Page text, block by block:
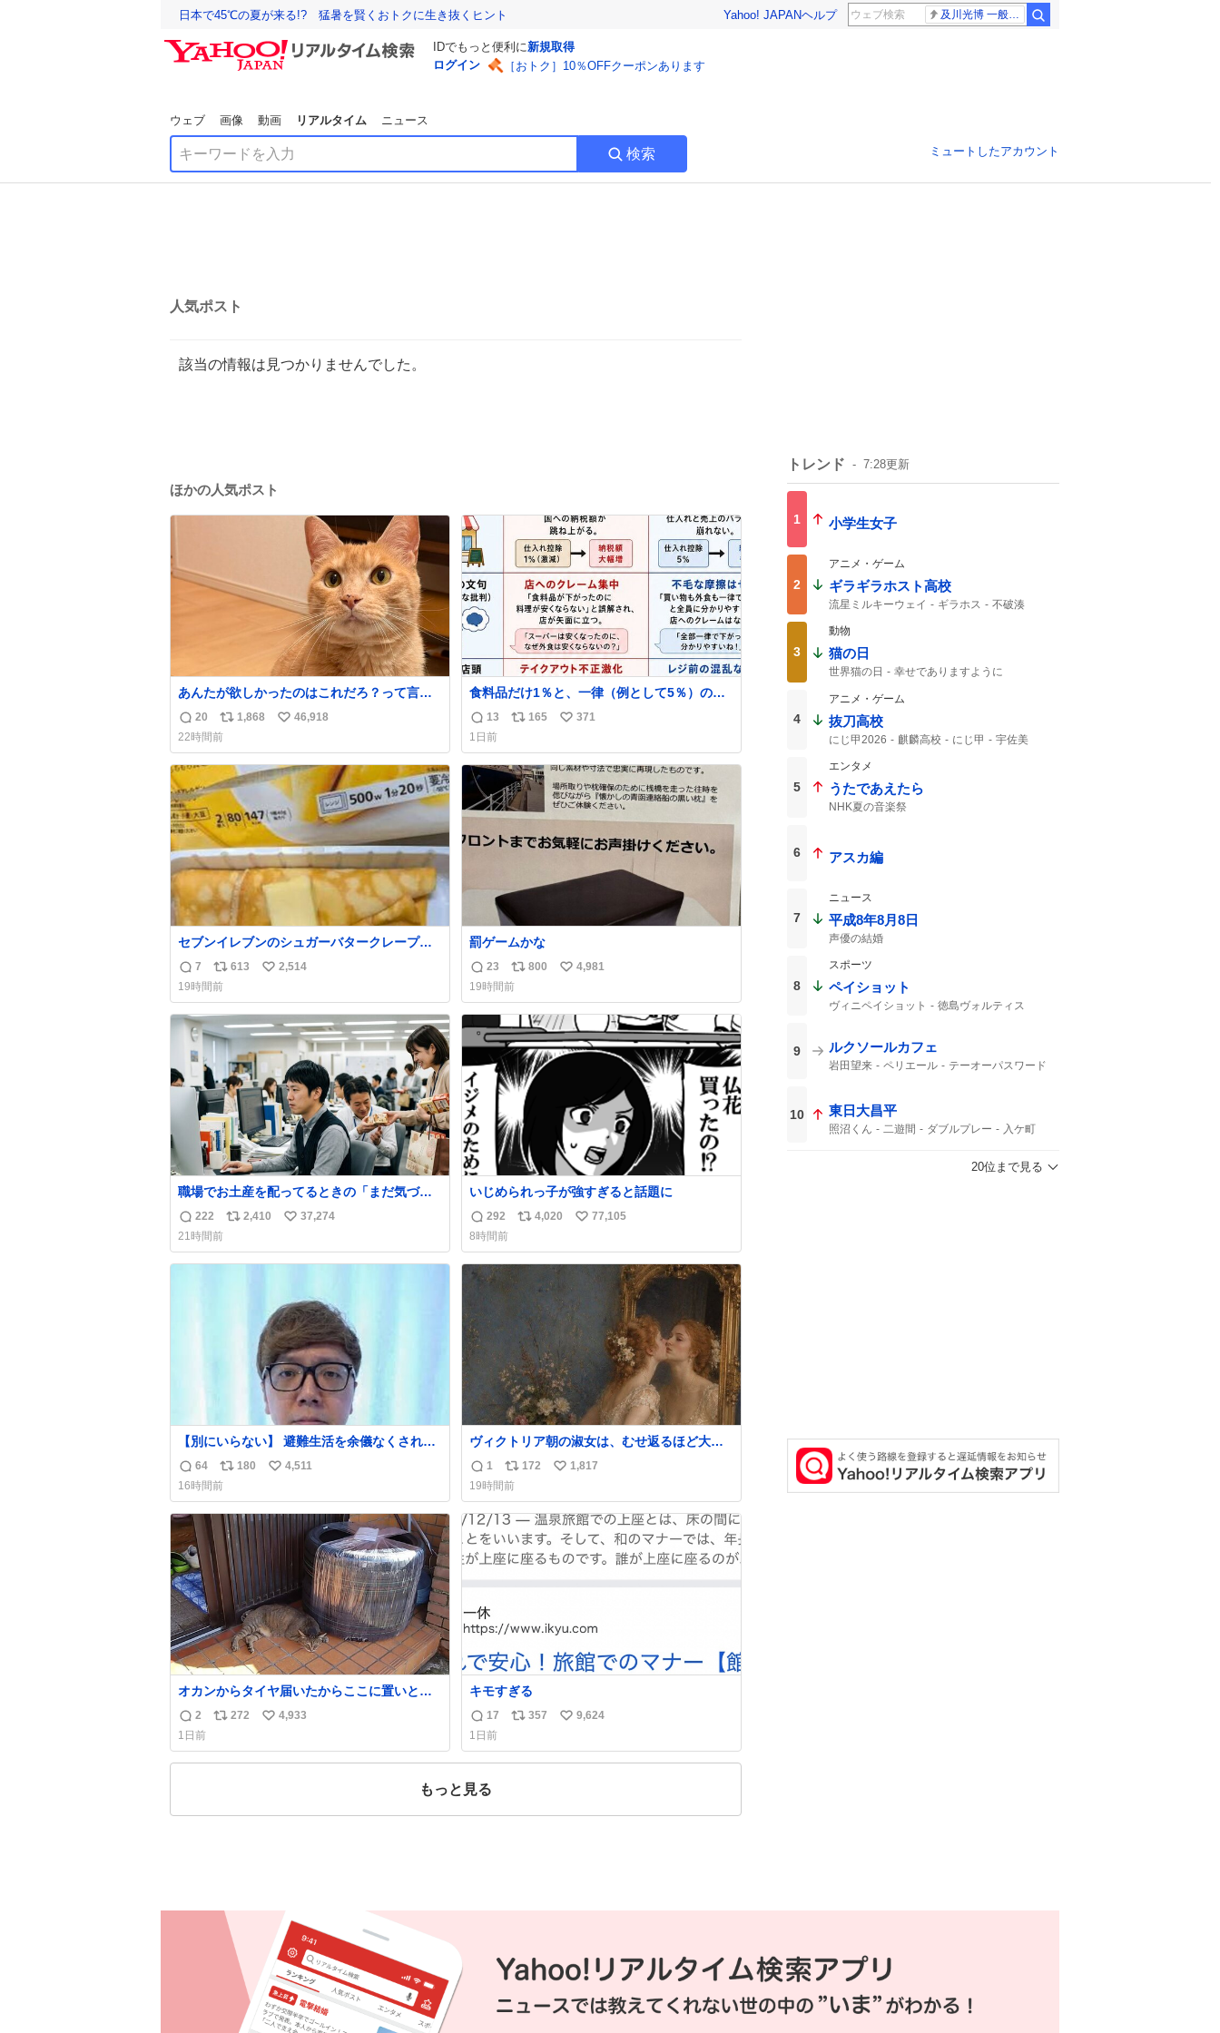
日本で45℃の夏が来る!? 猛暑を賢くおトクに生き抜くヒント Yahoo! JAPANヘルプ 及川光博 一般女性
IDでもっと便利に新規取得
ログイン
［おトク］10％OFFクーポンあります
ウェブ 画像 動画 リアルタイム ニュース
検索 ミュートしたアカウント
人気ポスト
該当の情報は見つかりませんでした。
ほかの人気ポスト
あんたが欲しかったのはこれだろ？って言っ
て押してくれた手形がコチラ
返
信
数
20
リ
ポ
ス
ト
1,868
い
ね
数
46,918
22時間前
食料品だけ1％と、一律（例として5％）の比
較表を作ってみました。 参考になるかと思い
ます。
返
信
数
13
リ
ス
ト
数
165
い
ね
数
371
1日前
セブンイレブンのシュガーバタークレープと
えんがわの寿司を探している人へ！ シュガー
バタークレープは目黒、品川、蒲田、渋谷、
川崎、横浜、鶴見、九州の一部エリア限定商
品で8月5日に発注が終了したため店舗に置い
てあるところ少ないですが見つけたら即買い
です🤩❣️
返
信
数
7
リ
ポ
ス
ト
数
613
い
ね
数
2,514
19時間前
罰ゲームかな
返
信
数
23
リ
ポ
ス
ト
数
800
い
ね
数
4,981
19時間前
職場でお土産を配ってるときの「まだ気づい
てませんよ」的な演技が毎回シンドい。
返
信
数
222
リ
ス
2,410
い
ね
37,274
21時間前
いじめられっ子が強すぎると話題に
返
信
数
292
リ
ス
4,020
い
ね
77,105
8時間前
【別にいらない】 避難生活を余儀なくされて
いる子どもたちのためにヒカキンボックス
1000個を寄付させていただきました
返
信
数
64
リ
ポ
ス
ト
数
180
い
ね
数
4,511
16時間前
ヴィクトリア朝の淑女は、むせ返るほど大量
の香水を身につけるものではないとされてい
た。それでも香水は、髪や肌の手入れと同じ
くらい、ヴィクトリア朝の女性達の美容習慣
に欠かせないものだった。 当時の香水は、現
在私たちが知る香水よりも単純な組成で、そ
の大部分は薔薇、菫、ベルガモット、
返
信
数
1
リ
ポ
ス
ト
数
172
い
ね
数
1,817
19時間前
オカンからタイヤ届いたからここに置いとい
たって写真送られてきたけど明らかに猫が邪
魔くさそうな顔してて草
返
信
数
2
リ
ス
272
い
ね
4,933
1日前
キモすぎる
返
信
数
17
リ
ス
357
い
ね
9,624
1日前
もっと見る
トレンド 7:28更新
1 小学生女子
2
アニメ・ゲーム
ギラギラホスト高校
流星ミルキーウェイ ギラホス
不破湊
3
動物
猫の日
世界猫の日
幸せでありますように
4
アニメ・ゲーム
抜刀高校
にじ甲2026 麒麟高校 にじ甲 宇佐美
5
エンタメ
うたであえたら
NHK夏の音楽祭
6 アスカ編
7
ニュース
平成8年8月8日
声優の結婚
8
スポーツ
ペイショット
ヴィニペイショット
徳島ヴォルティス
コンサドーレ札幌
シュート
9 ルクソールカフェ
岩田望来 ペリエール
テーオーパスワード
ヴァルツァーシャル
エルムS
札幌11 アクションプラン
10 東日大昌平
照沼くん 二遊間 ダブルプレー
入ケ町
20位まで見る